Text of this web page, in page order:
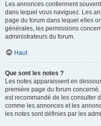
Les annonces contiennent
dans lequel vous naviguez. Les
page du forum dans lequel elles
générales, les permissions
administrateurs du forum.
Haut
Que sont les notes ?
Les notes apparaissent en
première page du forum
est recommandé de les consulter
comme les annonces et les
les notes sont définies par les